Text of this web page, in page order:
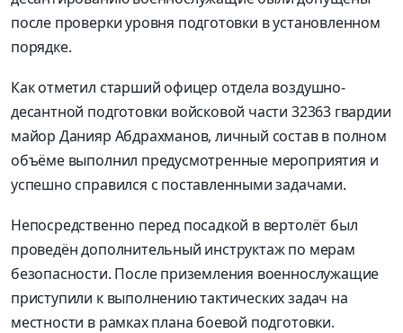
после проверки уровня подготовки в установленном
порядке.
Как отметил старший офицер отдела воздушно-
десантной подготовки войсковой части 32363 гвардии
майор Данияр Абдрахманов, личный состав в полном
объёме выполнил предусмотренные мероприятия и
успешно справился с поставленными задачами.
Непосредственно перед посадкой в вертолёт был
проведён дополнительный инструктаж по мерам
безопасности. После приземления военнослужащие
приступили к выполнению тактических задач на
местности в рамках плана боевой подготовки.